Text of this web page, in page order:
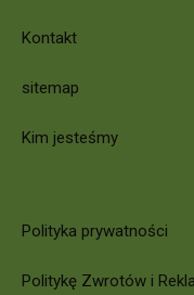
Kontakt
sitemap
Kim jesteśmy
Polityka prywatności
Politykę Zwrotów i